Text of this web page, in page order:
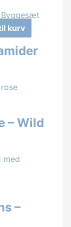
kurv
– Wild
–